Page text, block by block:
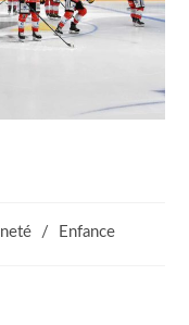
/ Enfance